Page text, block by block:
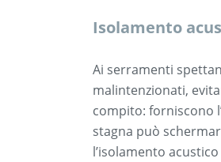
Isolamento
Ai serramenti
malintenzionati,
compito: forniscono
stagna può
l’isolamento